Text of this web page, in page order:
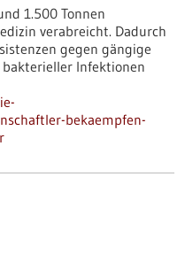
1.500 Tonnen
verabreicht. Dadurch
gegen gängige
Infektionen
bekaempfen-